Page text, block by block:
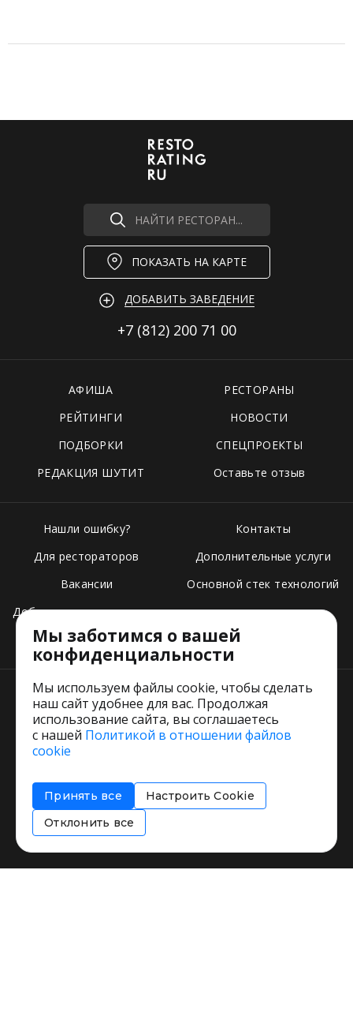
НАЙТИ РЕСТОРАН...
ПОКАЗАТЬ НА КАРТЕ
ДОБАВИТЬ ЗАВЕДЕНИЕ
+7 (812) 200 71 00
АФИША
РЕСТОРАНЫ
РЕЙТИНГИ
НОВОСТИ
ПОДБОРКИ
СПЕЦПРОЕКТЫ
РЕДАКЦИЯ ШУТИТ
Оставьте отзыв
Нашли ошибку?
Для рестораторов
Вакансии
Добавить свое заведение
Тарифы
Контакты
Дополнительные услуги
Основной стек технологий
Пользовательское соглашение
Согласие на обработку персональных данных
Соглашение об информировании
Политика использования cookies
Мы заботимся о вашей
конфиденциальности
Мы используем файлы cookie, чтобы сделать
наш сайт удобнее для вас. Продолжая
использование сайта, вы соглашаетесь
с нашей Политикой в отношении файлов
cookie
Принять все
Настроить Cookie
Отклонить все